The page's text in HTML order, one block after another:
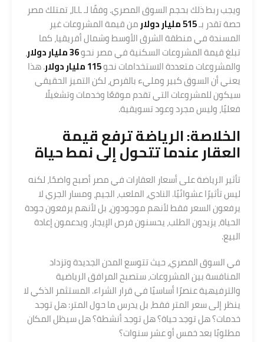
ويجب ربط ذلك بحجم السوق المصري. وفقًا لـ JLL، تمتلك مصر
حصة تقدر بـ515 مليار دولار
من قيمة المشروعات غير
المسندة في منطقة الشرق الأوسط وشمال أفريقيا، كما
تبلغ قيمة المشروعات السكنية في مصر نحو36 مليار دولار
،
والمشروعات متعددة الاستخدامات نحو115 مليار دولار
. هذا
يعني أن السوق كبير ومليء بالفرص، لكن التميز الحقيقي
سيكون للمشروعات التي تقدم موقعًا وخدمات وتشغيلًا
فعليًا، وليس مجرد وعود تسويقية.
الخلاصة: الرياضة ترفع قيمة
العقار عندما تتحول إلى نمط حياة
تأثير الرياضة على أسعار العقارات في مصر أصبح واضحًا، لكنه
ليس تأثيرًا عشوائيًا. النادي، الملعب، الجيم، ومسار الجري لا
يرفعون السعر فقط لأنهم موجودون، بل لأنهم يرفعون جودة
الحياة، يزيدون الطلب، يحسنون فرص الإيجار، ويدعمون إعادة
البيع.
في السوق المصري، حيث تتوسع المدن الجديدة وتزداد
المنافسة بين المشروعات، ستصبح المرافق الرياضية
والترفيهية عنصرًا أساسيًا في قرار الشراء. المستثمر الذكي لا
ينظر إلى سعر المتر فقط، بل يدرس ما حول المتر: هل توجد
خدمات؟ هل توجد حياة؟ هل توجد أنشطة؟ هل سيظل المكان
مطلوبًا بعد خمس أو عشر سنوات؟